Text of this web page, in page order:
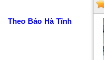
Theo Báo Hà Tĩnh